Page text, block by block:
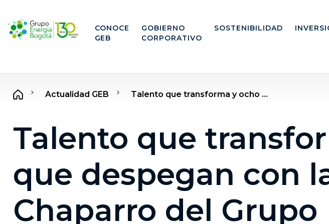
CONOCE
GEB
GOBIERNO
CORPORATIVO
SOSTENIBILIDAD
Actualidad GEB Talento que transforma y ocho ...
Talento que
que despegan con
Chaparro del